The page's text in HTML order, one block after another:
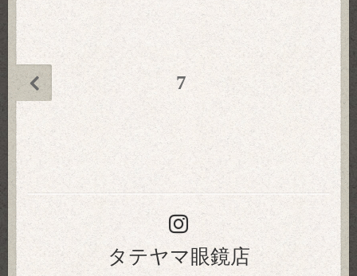
7
タテヤマ眼鏡店